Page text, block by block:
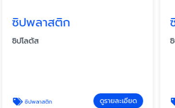
ซิปพลาสติก
ซิปโลตัส
ซิปพลาสติก ดูรายละเอียด
ซิ
ซิปโล
ซิป